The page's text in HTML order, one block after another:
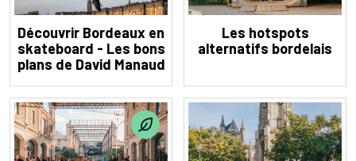
Découvrir Bordeaux en
skateboard - Les bons
plans de David Manaud
Les hotspots
alternatifs bordelais